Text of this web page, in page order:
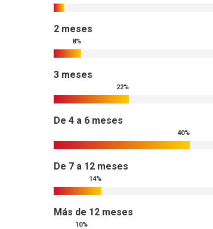
2 meses
8%
3 meses
22%
De 4 a 6 meses
40%
De 7 a 12 meses
14%
Más de 12 meses
10%